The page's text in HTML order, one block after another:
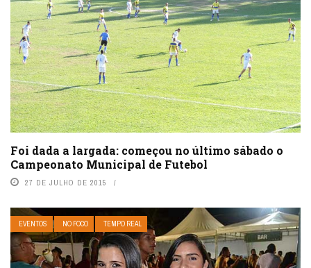
Foi dada a largada: começou no último sábado o
Campeonato Municipal de Futebol
27 DE JULHO DE 2015
EVENTOS NO FOCO TEMPO REAL